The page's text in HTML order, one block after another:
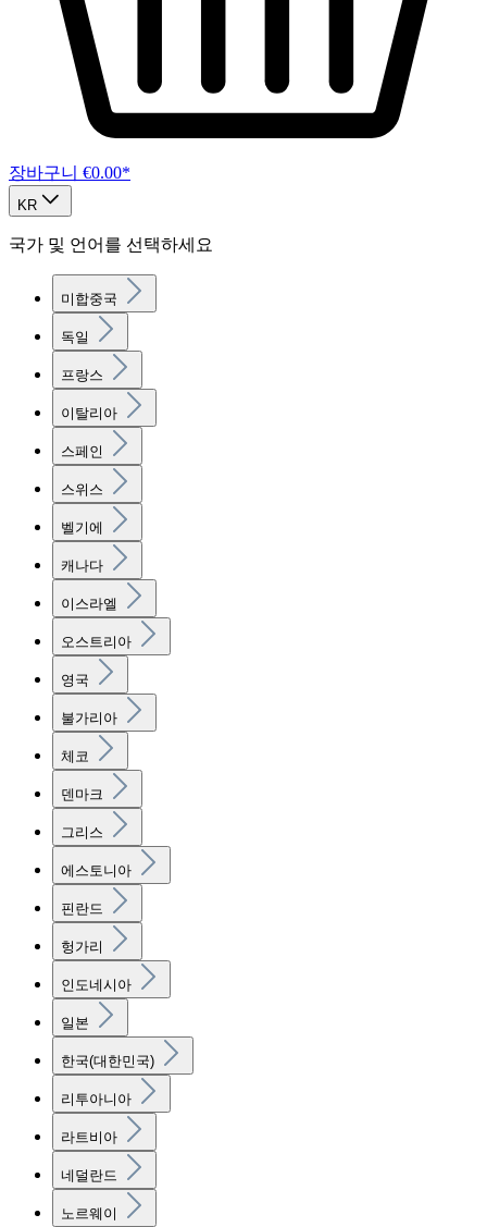
장바구니 €0.00*
KR
국가 및 언어를 선택하세요
미합중국
독일
프랑스
이탈리아
스페인
스위스
벨기에
캐나다
이스라엘
오스트리아
영국
불가리아
체코
덴마크
그리스
에스토니아
핀란드
헝가리
인도네시아
일본
한국(대한민국)
리투아니아
라트비아
네덜란드
노르웨이